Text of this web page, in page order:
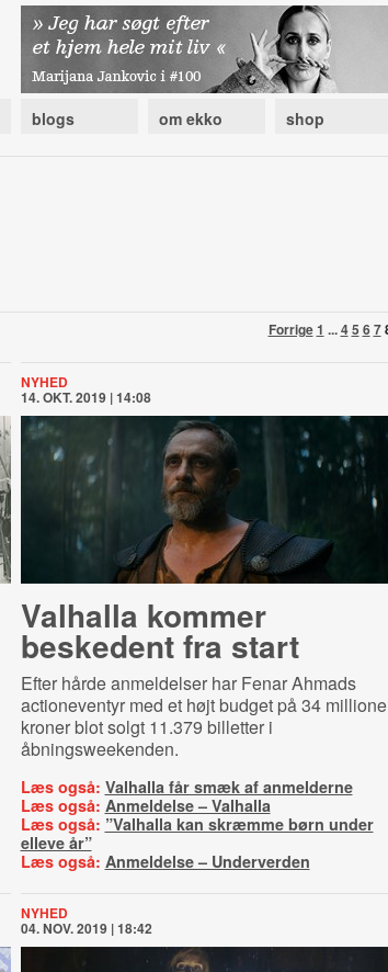
blogs om ekko shop
Forrige1 ...45 67
NYHED
14. OKT. 2019 | 14:08
Valhalla kommer
beskedent fra start
Efter hårde anmeldelser har Fenar Ahmads
actioneventyr med et højt budget på 34
kroner blot solgt 11.379 billetter i
åbningsweekenden.
Læs også: Valhalla får smæk af anmelderne
Læs også: Anmeldelse – Valhalla
Læs også: ”Valhalla kan skræmme børn under
elleve år”
Læs også: Anmeldelse – Underverden
NYHED
04. NOV. 2019 | 18:42